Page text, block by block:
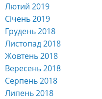
Лютий 2019
Січень 2019
Грудень 2018
Листопад 2018
Жовтень 2018
Вересень 2018
Серпень 2018
Липень 2018